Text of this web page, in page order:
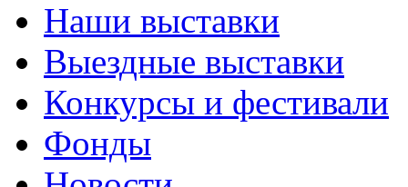
Наши выставки
Выездные выставки
Конкурсы и фестивали
Фонды